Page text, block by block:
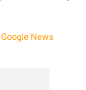
Google News